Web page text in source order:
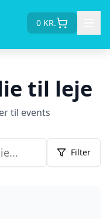
0 KR.
til leje
til events
Filter